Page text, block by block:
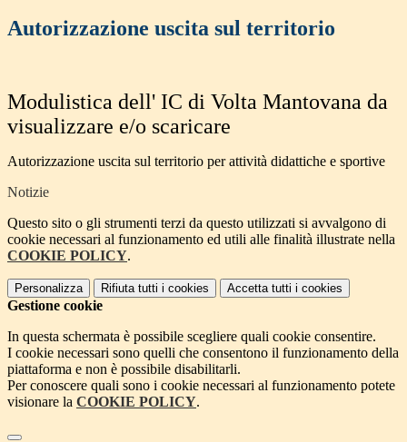
Autorizzazione uscita sul territorio
Modulistica dell' IC di Volta Mantovana da
visualizzare e/o scaricare
Autorizzazione uscita sul territorio per attività didattiche e sportive
Notizie
Questo sito o gli strumenti terzi da questo utilizzati si avvalgono di
cookie necessari al funzionamento ed utili alle finalità illustrate nella
COOKIE POLICY.
Personalizza Rifiuta tutti i cookies Accetta tutti i cookies
Gestione cookie
In questa schermata è possibile scegliere quali cookie consentire.
I cookie necessari sono quelli che consentono il funzionamento della
piattaforma e non è possibile disabilitarli.
Per conoscere quali sono i cookie necessari al funzionamento potete
visionare la COOKIE POLICY.